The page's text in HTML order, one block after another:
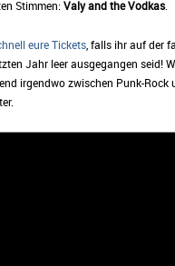
Stimmen:Valy and the Vodkas.
eure Tickets , falls ihr auf der
Jahr leer ausgegangen seid!
irgendwo zwischen Punk-Rock